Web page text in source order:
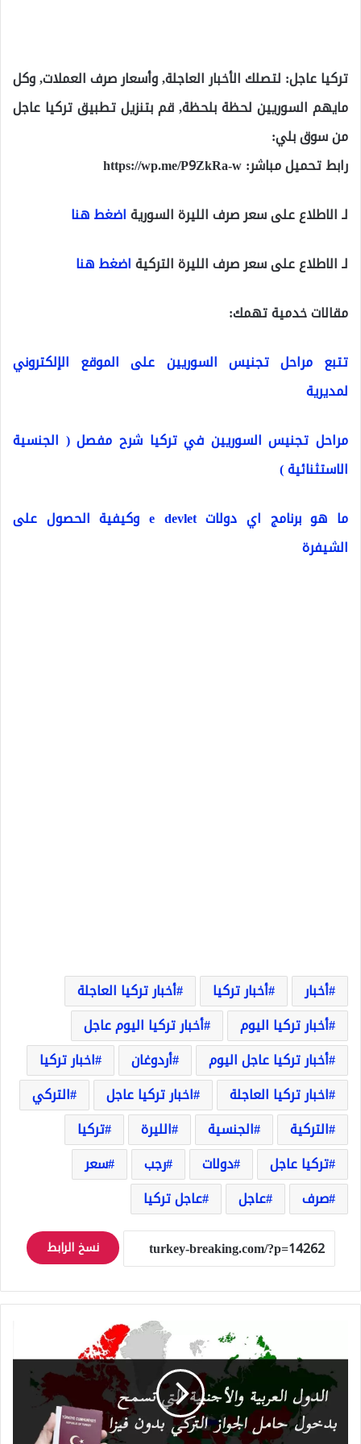
تركيا عاجل: لتصلك الأخبار العاجلة, وأسعار صرف العملات, وكل
مايهم السوريين لحظة بلحظة, قم بتنزيل تطبيق تركيا عاجل
من سوق بلي:
رابط تحميل مباشر:https://wp.me/P9ZkRa-w
لـ الاطلاع على سعر صرف الليرة السوريةاضغط هنا
لـ الاطلاع على سعر صرف الليرة التركيةاضغط هنا
مقالات خدمية تهمك:
تتبع مراحل تجنيس السوريين على الموقع الإلكتروني
لمديرية
مراحل تجنيس السوريين في تركيا شرح مفصل ( الجنسية
الاستثنائية )
ما هو برنامج اي دولات e devlet وكيفية الحصول على
الشيفرة
أخبار أخبار تركيا
أخبار تركيا العاجلة
أخبار تركيا اليوم
أخبار تركيا اليوم عاجل
أخبار تركيا عاجل اليوم
أردوغان
اخبار تركيا
اخبار تركيا العاجلة
اخبار تركيا عاجل
التركي
التركية
الجنسية الليرة
تركيا
تركيا عاجل
دولات رجب
سعر
صرف
عاجل عاجل تركيا
نسخ الرابط
و
الأجنبية
التي
بدخول